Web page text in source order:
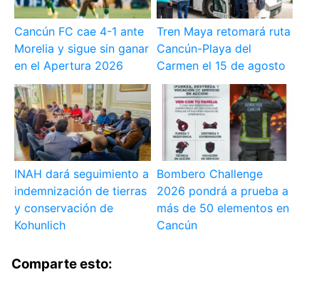
Cancún FC cae 4-1 ante
Morelia y sigue sin ganar
en el Apertura 2026
Tren Maya retomará ruta
Cancún-Playa del
Carmen el 15 de agosto
INAH dará seguimiento a
indemnización de tierras
y conservación de
Kohunlich
Bombero Challenge
2026 pondrá a prueba a
más de 50 elementos en
Cancún
Comparte esto: